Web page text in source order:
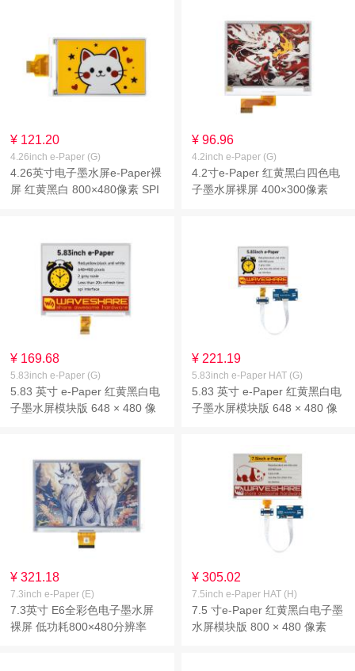
¥ 121.20
4.26inch e-Paper (G)
4.26英寸电子墨水屏e-Paper裸
屏 红黄黑白 800×480像素 SPI
¥ 96.96
4.2inch e-Paper (G)
4.2寸e-Paper 红黄黑白四色电
子墨水屏裸屏 400×300像素
¥ 169.68
5.83inch e-Paper (G)
5.83 英寸 e-Paper 红黄黑白电
子墨水屏模块版 648 × 480 像
¥ 221.19
5.83inch e-Paper HAT (G)
5.83 英寸 e-Paper 红黄黑白电
子墨水屏模块版 648 × 480 像
¥ 321.18
7.3inch e-Paper (E)
7.3英寸 E6全彩色电子墨水屏
裸屏 低功耗800×480分辨率
¥ 305.02
7.5inch e-Paper HAT (H)
7.5 寸e-Paper 红黄黑白电子墨
水屏模块版 800 × 480 像素